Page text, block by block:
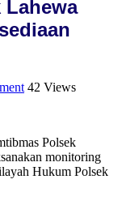
42 Views
Polsek
monitoring
Hukum Polsek